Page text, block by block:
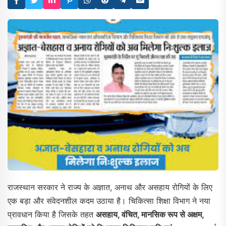
राजस्थान सरकार ने राज्य के अज्ञात, अनाथ और असहाय रोगियों के लिए
एक बड़ा और संवेदनशील कदम उठाया है। चिकित्सा शिक्षा विभाग ने नया
प्रावधान किया है जिसके तहत असहाय, वंचित, मानसिक रूप से अक्षम,